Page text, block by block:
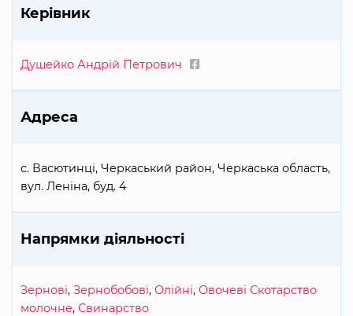
Керівник
Душейко Андрій Петрович
Адреса
с. Васютинці, Черкаський район, Черкаська область,
вул. Леніна, буд. 4
Напрямки діяльності
Зернові, Зернобобові, Олійні, Овочеві Скотарство
молочне, Свинарство